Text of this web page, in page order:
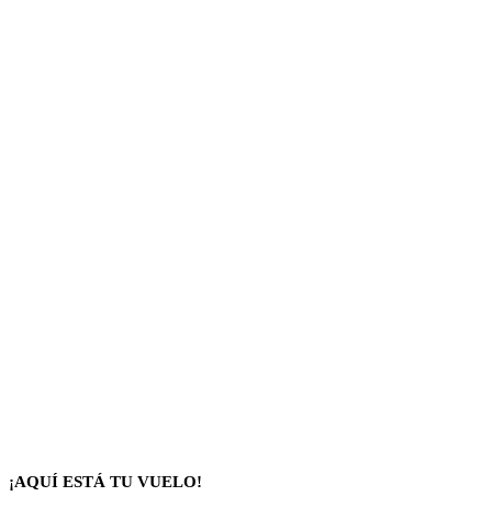
¡AQUÍ ESTÁ TU VUELO!